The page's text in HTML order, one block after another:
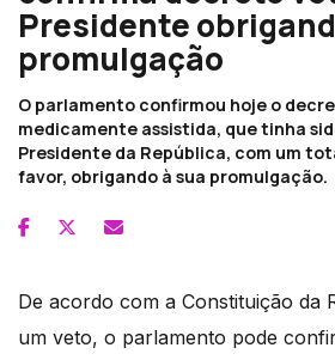
Presidente
promulgação
O parlamento confirmou hoje o
medicamente assistida, que tinha
Presidente da República, com um
favor, obrigando à sua promulgação.
De acordo com a Constituição da
um veto, o parlamento pode